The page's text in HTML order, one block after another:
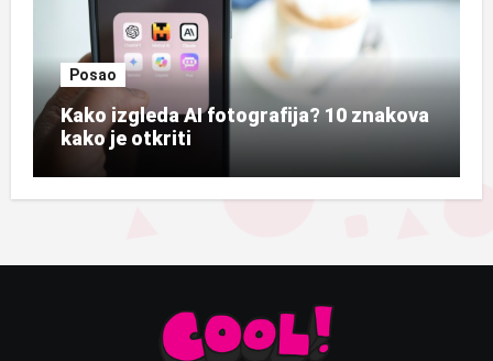
Posao
Kako izgleda AI fotografija? 10 znakova
kako je otkriti